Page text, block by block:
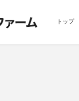
トップ